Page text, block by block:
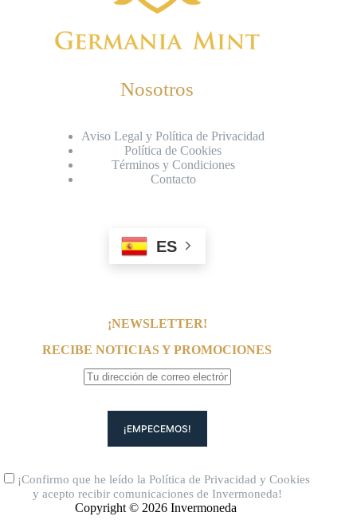
Nosotros
Aviso Legal y Política de Privacidad
Política de Cookies
Términos y Condiciones
Contacto
ES
¡NEWSLETTER!
RECIBE NOTICIAS Y PROMOCIONES
¡Confirmo que he leído laPolítica de Privacidad yCookies
y acepto recibir comunicaciones de Invermoneda!
Copyright © 2026 Invermoneda